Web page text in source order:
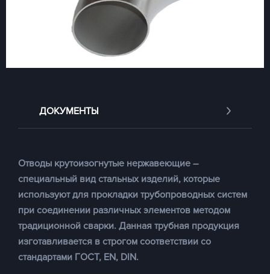
ДОКУМЕНТЫ
Отводы крутоизогнутые нержавеющие –
специальный вид стальных изделий, которые
используют для прокладки трубопроводных систем
при соединении различных элементов методом
традиционной сварки. Данная трубная продукция
изготавливается в строгом соответствии со
стандартами ГОСТ, EN, DIN.